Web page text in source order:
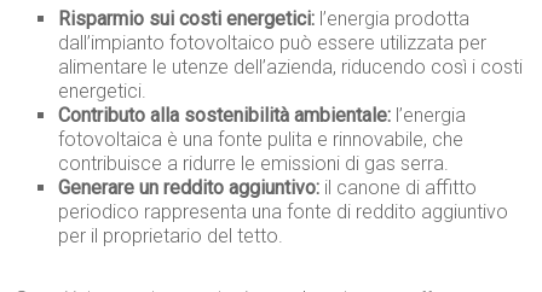
Risparmio sui costi energetici: l’energia prodotta
dall’impianto fotovoltaico può essere utilizzata per
alimentare le utenze dell’azienda, riducendo così i costi
energetici.
Contributo alla sostenibilità ambientale: l’energia
fotovoltaica è una fonte pulita e rinnovabile, che
contribuisce a ridurre le emissioni di gas serra.
Generare un reddito aggiuntivo: il canone di affitto
periodico rappresenta una fonte di reddito aggiuntivo
per il proprietario del tetto.